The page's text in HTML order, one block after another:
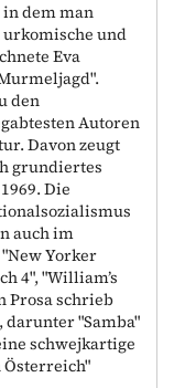
dem man
und
Eva
den
Autoren
Davon zeugt
grundiertes
Die
auch im
Yorker
4", "William’s
Prosa schrieb
"Samba"
schwejkartige
Österreich"